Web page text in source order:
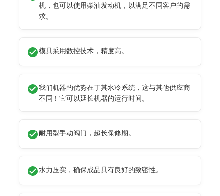
机，也可以使用柴油发动机，以满足不同客户的需
求。
模具采用数控技术，精度高。
我们机器的优势在于其水冷系统，这与其他供应商
不同！它可以延长机器的运行时间。
耐用型手动阀门，超长保修期。
水力压实，确保成品具有良好的致密性。